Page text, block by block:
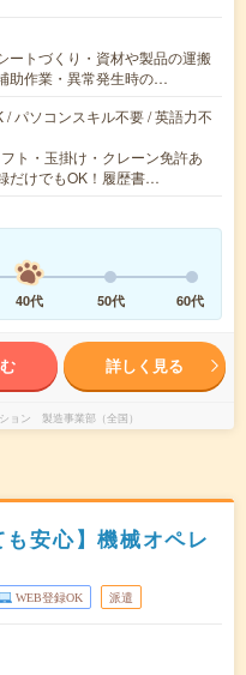
ートづくり・資材や製品の運搬
助作業・異常発生時の…
パソコンスキル不要 / 英語力不
ト・玉掛け・クレーン免許あ
だけでもOK！履歴書…
40代 50代 60代
詳しく見る
ョン 製造事業部（全国）
も安心】機械オペレ
WEB登録OK 派遣